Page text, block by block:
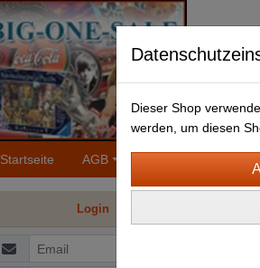
Startseite AGB
Login
Dieser Shop
werden, um diesen